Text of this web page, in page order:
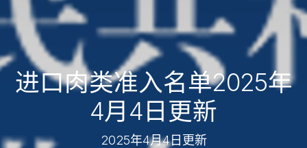
进口肉类准入名单2025年
4月4日更新
2025年4月4日更新